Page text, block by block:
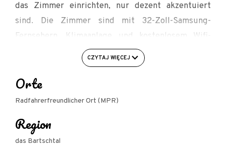
das Zimmer einrichten, nur dezent akzentuiert
sind. Die Zimmer sind mit 32-Zoll-Samsung-
Fernsehern, Klimaanlage und kostenlosem Wifi-
Internetzugang sowie einem Kabelanschluss in
jedem Zimmer ausgestattet.
EINRICHTUNGEN FÜR RADFAHRER:
- Fahrradträger
CZYTAJ WIĘCEJ
Orte
Radfahrerfreundlicher Ort (MPR)
Region
das Bartschtal